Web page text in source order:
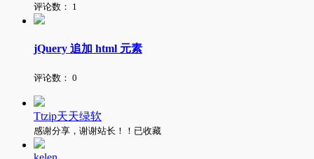
评论数： 1
jQuery 追加 html 元素
评论数： 0
Ttzip天天绿软
感谢分享，谢谢站长！！已收藏